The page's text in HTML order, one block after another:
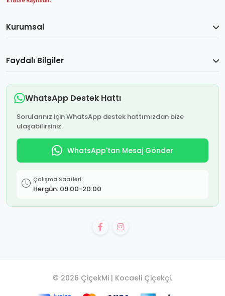
Kurumsal
Faydalı Bilgiler
WhatsApp Destek Hattı
Sorularınız için WhatsApp destek hattımızdan bize
ulaşabilirsiniz.
WhatsApp'tan Mesaj Gönder
Çalışma Saatleri:
Hergün: 09:00-20:00
© 2026 ÇiçekMi | Kocaeli Çiçekçi.